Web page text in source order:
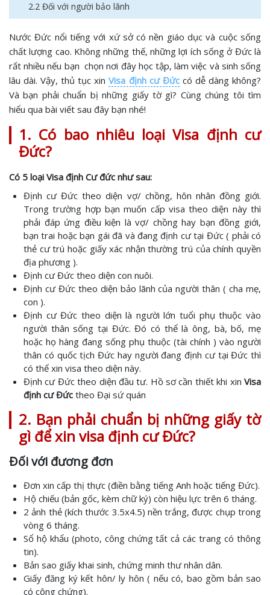
2.2 Đối với người bảo lãnh
Nước Đức nổi tiếng với xứ sở có nền giáo dục và cuộc sống
chất lượng cao. Không những thế, những lợi ích sống ở Đức là
rất nhiều nếu bạn chọn nơi đây học tập, làm việc và sinh sống
lâu dài. Vậy, thủ tục xin Visa định cư Đứccó dễ dàng không?
Và bạn phải chuẩn bị những giấy tờ gì? Cùng chúng tôi tìm
hiểu qua bài viết sau đây bạn nhé!
1. Có bao nhiêu loại Visa định cư
Đức?
Có 5 loại Visa định Cư đức như sau:
Định cư Đức theo diện vợ/ chồng, hôn nhân đồng giới.
Trong trường hợp bạn muốn cấp visa theo diện này thì
phải đáp ứng điều kiện là vợ/ chồng hay bạn đồng giới,
bạn trai hoặc bạn gái đã và đang định cư tại Đức ( phải có
thẻ cư trú hoặc giấy xác nhận thường trú của chính quyền
địa phương ).
Định cư Đức theo diện con nuôi.
Định cư Đức theo diện bảo lãnh của người thân ( cha mẹ,
con ).
Định cư Đức theo diện là người lớn tuổi phụ thuộc vào
người thân sống tại Đức. Đó có thể là ông, bà, bố, mẹ
hoặc họ hàng đang sống phụ thuộc (tài chính ) vào người
thân có quốc tịch Đức hay người đang định cư tại Đức thì
có thể xin visa theo diện này.
Định cư Đức theo diện đầu tư. Hồ sơ cần thiết khi xin Visa
định cư Đức theo Đại sứ quán
2. Bạn phải chuẩn bị những giấy tờ
gì để xin visa định cư Đức?
Đối với đương đơn
Đơn xin cấp thị thực (điền bằng tiếng Anh hoặc tiếng Đức).
Hộ chiếu (bản gốc, kèm chữ ký) còn hiệu lực trên 6 tháng.
2 ảnh thẻ (kích thước 3.5x4.5) nền trắng, được chụp trong
vòng 6 tháng.
Sổ hộ khẩu (photo, công chứng tất cả các trang có thông
tin).
Bản sao giấy khai sinh, chứng minh thư nhân dân.
Giấy đăng ký kết hôn/ ly hôn ( nếu có, bao gồm bản sao
có công chứng).